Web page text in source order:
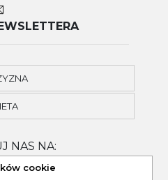
NAS NA:
cookie